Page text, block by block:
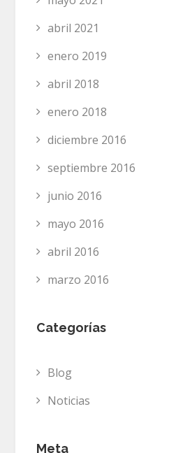
abril 2021
enero 2019
abril 2018
enero 2018
diciembre 2016
septiembre 2016
junio 2016
mayo 2016
abril 2016
marzo 2016
Categorías
Blog
Noticias
Meta